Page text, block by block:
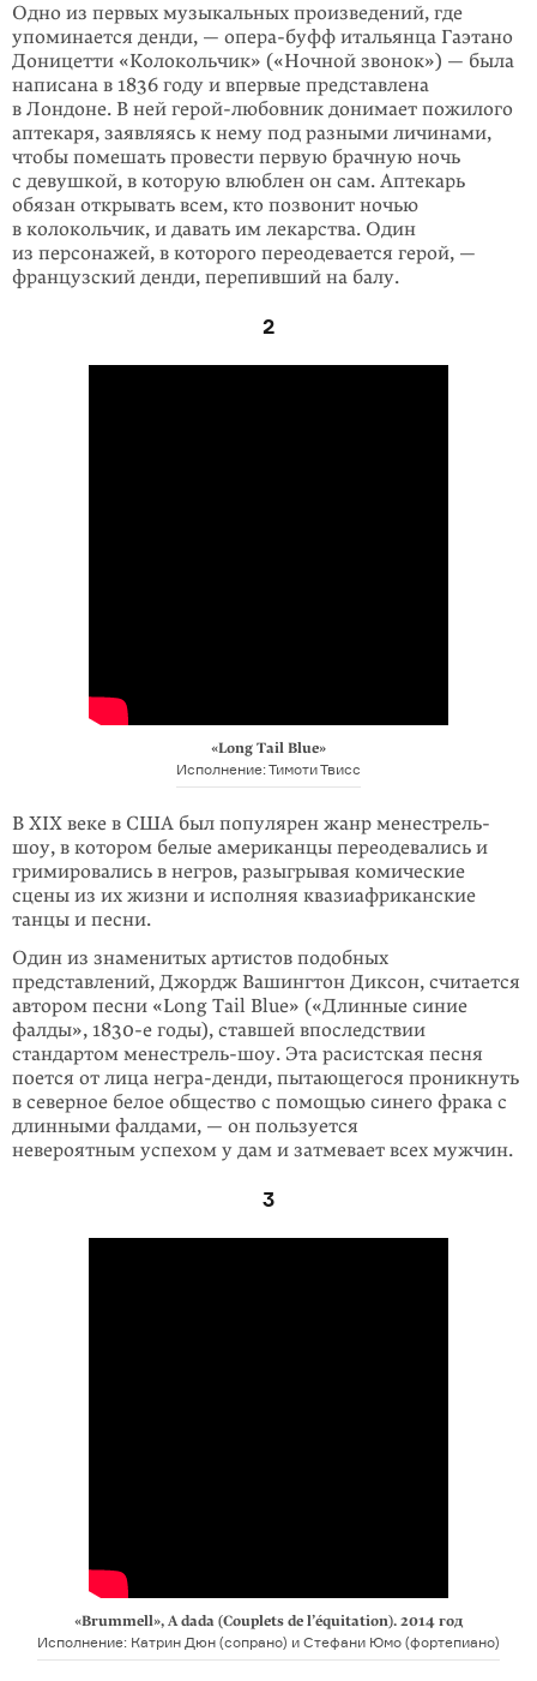
Одно из первых музыкальных произведений, где
упоминается денди, — опера-буфф итальянца Гаэтано
Доницетти «Колокольчик» («Ночной звонок») — была
написана в 1836 году и впервые представлена
в Лондоне. В ней герой-любовник донимает пожилого
аптекаря, заявляясь к нему под разными личинами,
чтобы помешать провести первую брачную ночь
с девушкой, в которую влюблен он сам. Аптекарь
обязан открывать всем, кто позвонит ночью
в колокольчик, и давать им лекарства. Один
из персонажей, в которого переодевается герой, —
французский денди, перепивший на балу.
2
«Long Tail Blue»
Исполнение: Тимоти Твисс
В XIX веке в США был популярен жанр менестрель-
шоу, в котором белые американцы переодевались и
гримировались в негров, разыгрывая комические
сцены из их жизни и исполняя квазиафриканские
танцы и песни.
Один из знаменитых артистов подобных
представлений, Джордж Вашингтон Диксон, считается
автором песни «Long Tail Blue» («Длинные синие
фалды», 1830-е годы), ставшей впоследствии
стандартом менестрель-шоу. Эта расистская песня
поется от лица негра-денди, пытающегося проникнуть
в северное белое общество с помощью синего фрака с
длинными фалдами, — он пользуется
невероятным успехом у дам и затмевает всех мужчин.
3
«Brummell», A dada (Couplets de l’équitation). 2014 год
Исполнение: Катрин Дюн (сопрано) и Стефани Юмо (фортепиано)